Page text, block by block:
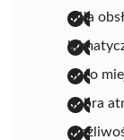
miła
dużo
dobra